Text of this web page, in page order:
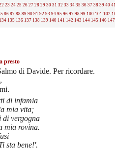
23 24 25 26 27 28 29 30 31 32 33 34 35 36 37 38 39 40 41
86 87 88 89 90 91 92 93 94 95 96 97 98 99 100 101 102
134 135 136 137 138 139 140 141 142 143 144 145 146 147
presto
di Davide. Per ricordare.
di infamia
mia vita;
di vergogna
mia rovina.
sta bene!'.